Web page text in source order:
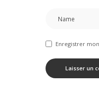
Enregistrer